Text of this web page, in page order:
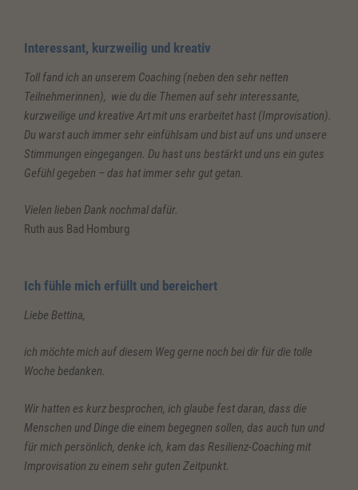
Interessant, kurzweilig und kreativ
Toll fand ich an unserem Coaching (neben den sehr netten
Teilnehmerinnen), wie du die Themen auf sehr interessante,
kurzweilige und kreative Art mit uns erarbeitet hast (Improvisation).
Du warst auch immer sehr einfühlsam und bist auf uns und unsere
Stimmungen eingegangen. Du hast uns bestärkt und uns ein gutes
Gefühl gegeben – das hat immer sehr gut getan.
Vielen lieben Dank nochmal dafür.
Ruth aus Bad Homburg
Ich fühle mich erfüllt und bereichert
Liebe Bettina,
ich möchte mich auf diesem Weg gerne noch bei dir für die tolle
Woche bedanken.
Wir hatten es kurz besprochen, ich glaube fest daran, dass die
Menschen und Dinge die einem begegnen sollen, das auch tun und
für mich persönlich, denke ich, kam das Resilienz-Coaching mit
Improvisation zu einem sehr guten Zeitpunkt.